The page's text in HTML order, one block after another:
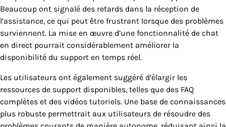
Beaucoup ont signalé des retards dans la réception de
l’assistance, ce qui peut être frustrant lorsque des problèmes
surviennent. La mise en œuvre d’une fonctionnalité de chat
en direct pourrait considérablement améliorer la
disponibilité du support en temps réel.
Les utilisateurs ont également suggéré d’élargir les
ressources de support disponibles, telles que des FAQ
complètes et des vidéos tutoriels. Une base de connaissances
plus robuste permettrait aux utilisateurs de résoudre des